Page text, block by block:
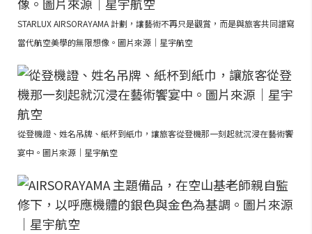
STARLUX AIRSORAYAMA 計劃，讓藝術不再只是觀賞，而是與旅客共同譜寫
當代航空美學的無限想像。圖片來源｜星宇航空
從登機證、姓名吊牌、紙杯到紙巾，讓旅客從登機那一刻起就沉浸在藝術饗
宴中。圖片來源｜星宇航空